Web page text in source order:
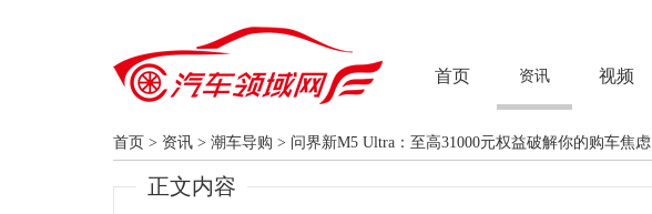
首页 资讯 视频
首页 > 资讯 > 潮车导购 > 问界新M5 Ultra：至高31000元权益破解你的购车焦虑
正文内容